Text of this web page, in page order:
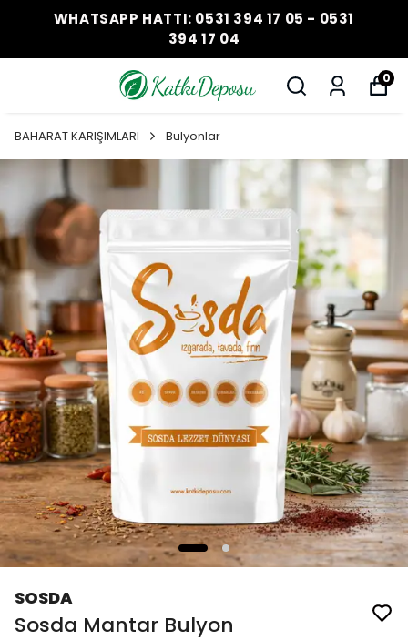
WHATSAPP HATTI: 0531 394 17 05 - 0531
394 17 04
0
BAHARAT KARIŞIMLARI Bulyonlar
SOSDA
Sosda Mantar Bulyon